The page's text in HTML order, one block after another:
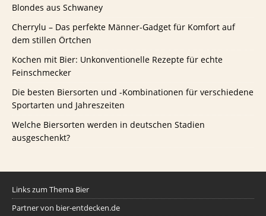
Blondes aus Schwaney
Cherrylu – Das perfekte Männer-Gadget für Komfort auf
dem stillen Örtchen
Kochen mit Bier: Unkonventionelle Rezepte für echte
Feinschmecker
Die besten Biersorten und -Kombinationen für verschiedene
Sportarten und Jahreszeiten
Welche Biersorten werden in deutschen Stadien
ausgeschenkt?
Links zum Thema Bier
Partner von bier-entdecken.de